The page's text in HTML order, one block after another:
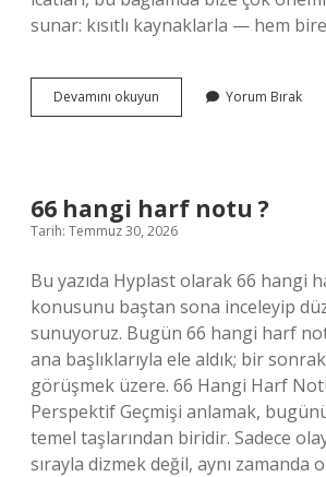
sunar: kısıtlı kaynaklarla — hem
Devamını okuyun Abdüsselam
neyi
Yorum Bırak
66 hangi harf notu ?
Tarih: Temmuz 30, 2026
Bu yazıda Hyplast olarak 66 hangi
konusunu baştan sona inceleyip
sunuyoruz. Bugün 66 hangi harf
ana başlıklarıyla ele aldık; bir
görüşmek üzere. 66 Hangi Harf
Perspektif Geçmişi anlamak,
temel taşlarından biridir. Sadece
sırayla dizmek değil, aynı zamanda